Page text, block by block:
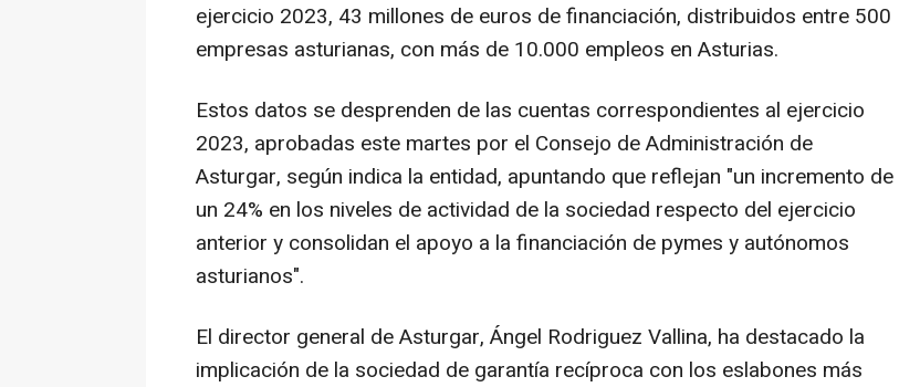
ejercicio 2023, 43 millones de euros de financiación, distribuidos entre 500
empresas asturianas, con más de 10.000 empleos en Asturias.
Estos datos se desprenden de las cuentas correspondientes al ejercicio
2023, aprobadas este martes por el Consejo de Administración de
Asturgar, según indica la entidad, apuntando que reflejan "un incremento de
un 24% en los niveles de actividad de la sociedad respecto del ejercicio
anterior y consolidan el apoyo a la financiación de pymes y autónomos
asturianos".
El director general de Asturgar, Ángel Rodriguez Vallina, ha destacado la
implicación de la sociedad de garantía recíproca con los eslabones más